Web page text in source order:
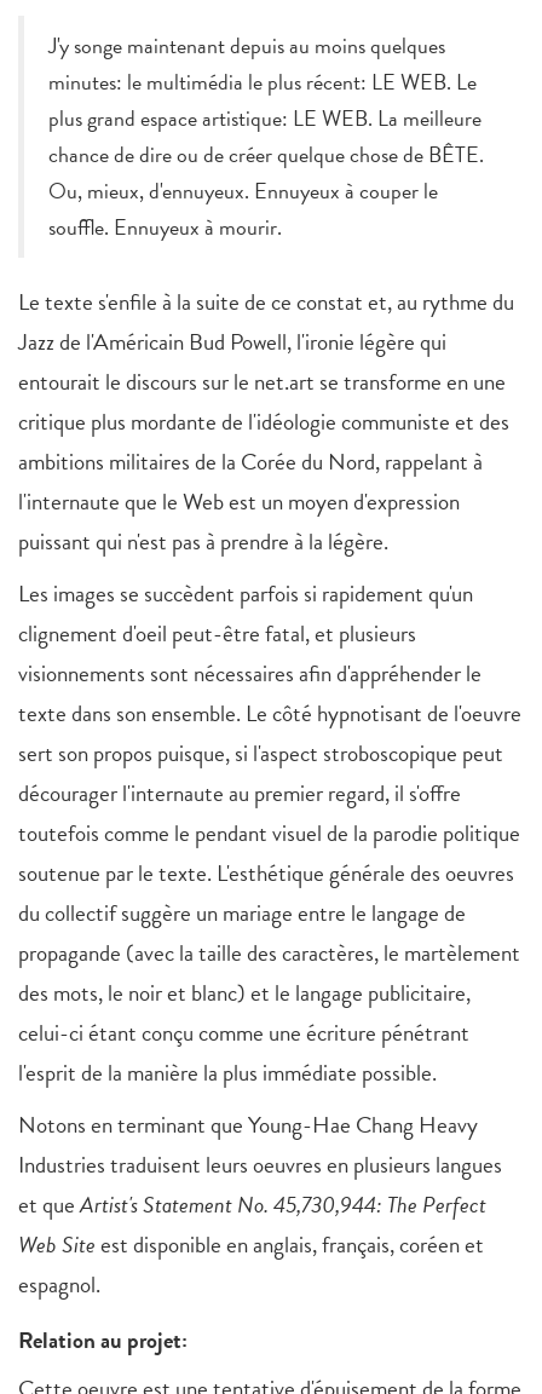
J'y songe maintenant depuis au moins quelques
minutes: le multimédia le plus récent: LE WEB. Le
plus grand espace artistique: LE WEB. La meilleure
chance de dire ou de créer quelque chose de BÊTE.
Ou, mieux, d'ennuyeux. Ennuyeux à couper le
souffle. Ennuyeux à mourir.
Le texte s'enfile à la suite de ce constat et, au rythme du
Jazz de l'Américain Bud Powell, l'ironie légère qui
entourait le discours sur le net.art se transforme en une
critique plus mordante de l'idéologie communiste et des
ambitions militaires de la Corée du Nord, rappelant à
l'internaute que le Web est un moyen d'expression
puissant qui n'est pas à prendre à la légère.
Les images se succèdent parfois si rapidement qu'un
clignement d'oeil peut-être fatal, et plusieurs
visionnements sont nécessaires afin d'appréhender le
texte dans son ensemble. Le côté hypnotisant de l'oeuvre
sert son propos puisque, si l'aspect stroboscopique peut
décourager l'internaute au premier regard, il s'offre
toutefois comme le pendant visuel de la parodie politique
soutenue par le texte. L'esthétique générale des oeuvres
du collectif suggère un mariage entre le langage de
propagande (avec la taille des caractères, le martèlement
des mots, le noir et blanc) et le langage publicitaire,
celui-ci étant conçu comme une écriture pénétrant
l'esprit de la manière la plus immédiate possible.
Notons en terminant que Young-Hae Chang Heavy
Industries traduisent leurs oeuvres en plusieurs langues
et queArtist's Statement No. 45,730,944: The Perfect
Web Siteest disponible en anglais, français, coréen et
espagnol.
Relation au projet: